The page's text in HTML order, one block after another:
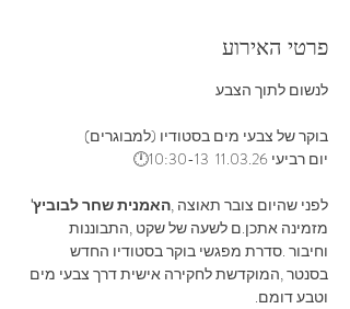
פרטי האירוע
לנשום‭ ‬לתוך‭ ‬הצבע
בוקר‭ ‬של‭ ‬צבעי‭ ‬מים‭ ‬בסטודיו (למבוגרים)
יום רביעי 11.03.26  10:30-13🕛
לפני‭ ‬שהיום‭ ‬צובר‭ ‬תאוצה‭, ‬האמנית‭ ‬שחר‭ ‬לבוביץ'
‬וטבע‭ ‬דומם‭.‬